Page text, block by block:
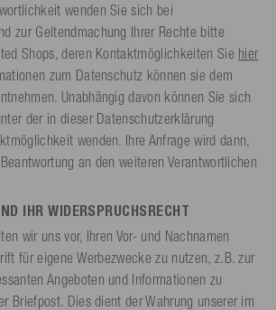
wenden Sie sich bei
zur Geltendmachung Ihrer Rechte bitte
Shops, deren Kontaktmöglichkeiten Sie hier
zum Datenschutz können sie dem
Unabhängig davon können Sie sich
der in dieser Datenschutzerklärung
wenden. Ihre Anfrage wird dann,
an den weiteren Verantwortlichen
IHR WIDERSPRUCHSRECHT
wir uns vor, Ihren Vor- und Nachnamen
für eigene Werbezwecke zu nutzen, z.B. zur
Angeboten und Informationen zu
Briefpost. Dies dient der Wahrung unserer im